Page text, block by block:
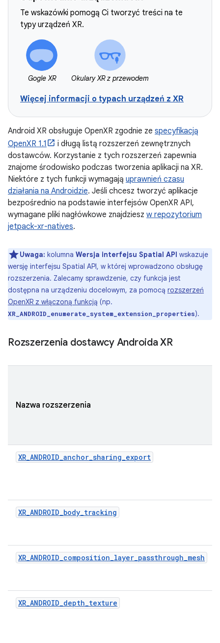
Te wskazówki pomogą Ci tworzyć treści na te
typy urządzeń XR.
Gogle XR Okulary XR z przewodem
Więcej informacji o typach urządzeń z XR
Android XR obsługuje OpenXR zgodnie ze specyfikacją
OpenXR 1.1
i długą listą rozszerzeń zewnętrznych
dostawców. Korzystanie z tych rozszerzeń zapewnia
znajome środowisko podczas tworzenia aplikacji na XR.
Niektóre z tych funkcji wymagają uprawnień czasu
działania na Androidzie. Jeśli chcesz tworzyć aplikacje
bezpośrednio na podstawie interfejsów OpenXR API,
wymagane pliki nagłówkowe znajdziesz w repozytorium
jetpack-xr-natives.
Uwaga: kolumna Wersja interfejsu Spatial API wskazuje
wersję interfejsu Spatial API, w której wprowadzono obsługę
rozszerzenia. Zalecamy sprawdzenie, czy funkcja jest
dostępna na urządzeniu docelowym, za pomocą rozszerzeń
OpenXR z włączoną funkcją (np.
XR_ANDROID_enumerate_system_extension_properties).
Rozszerzenia dostawcy Androida XR
Nazwa rozszerzenia
XR_ANDROID_anchor_sharing_export
XR_ANDROID_body_tracking
XR_ANDROID_composition_layer_passthrough_mesh
XR_ANDROID_depth_texture